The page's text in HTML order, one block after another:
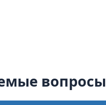
вопросы